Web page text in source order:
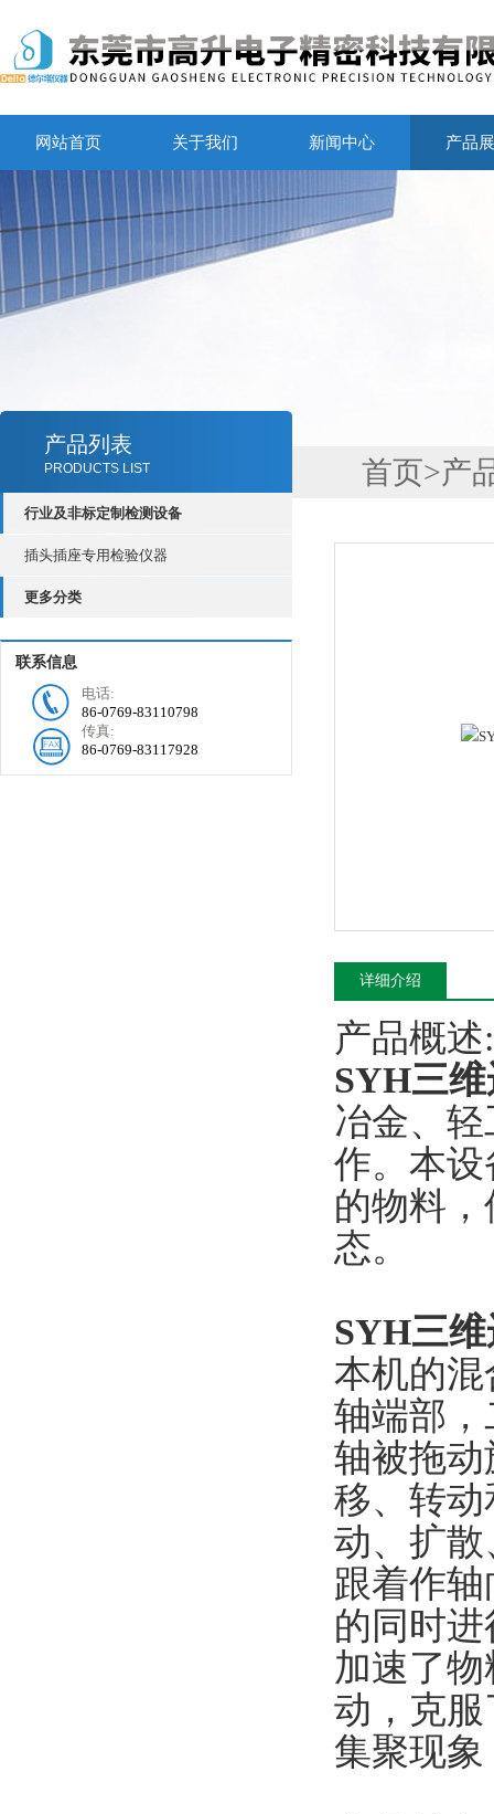
网站首页 关于我们 新闻中心 产品
产品列表
PRODUCTS LIST
行业及非标定制检测设备
插头插座专用检验仪器
更多分类
联系信息
电话:
86-0769-83110798
传真:
86-0769-83117928
首页>产
详细介绍
产品概述:
SYH三
冶金、
作。本
的物料
态。
SYH三
本机的
轴端部
轴被拖
移、转
动、扩
跟着作
的同时
加速了
动，克
集聚现